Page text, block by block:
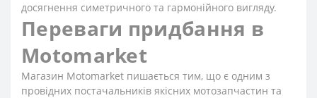
досягнення симетричного та гармонійного вигляду.
Переваги придбання в
Motomarket
Магазин Motomarket пишається тим, що є одним з
провідних постачальників якісних мотозапчастин та